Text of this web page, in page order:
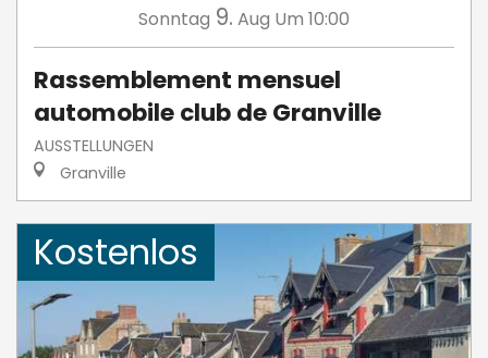
Sonntag 9. Aug Um 10:00
Rassemblement mensuel
automobile club de Granville
AUSSTELLUNGEN
Granville
Kostenlos